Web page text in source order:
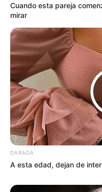
Cuando esta pareja
mirar
DARADA
A esta edad, dejan de